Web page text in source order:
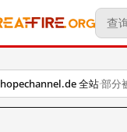
hopechannel.de 全站·部分